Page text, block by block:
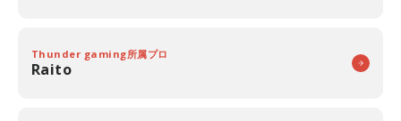
Thunder gaming所属プロ
Raito